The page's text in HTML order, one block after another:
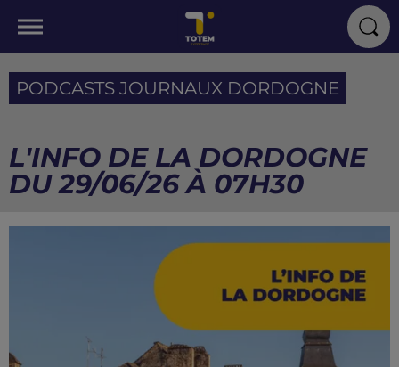
PODCASTS JOURNAUX DORDOGNE
L'INFO DE LA DORDOGNE
DU 29/06/26 À 07H30